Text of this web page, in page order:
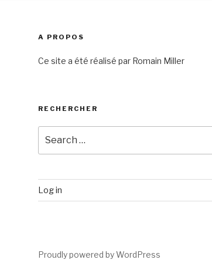
A PROPOS
Ce site a été réalisé par Romain Miller
RECHERCHER
for:
Log in
Proudly powered by WordPress